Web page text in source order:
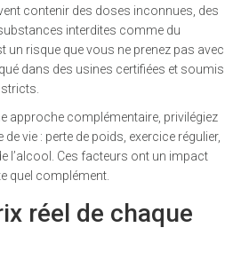
contenir des doses inconnues, des
interdites comme du
un risque que vous ne prenez pas avec
dans des usines certifiées et soumis
approche complémentaire, privilégiez
vie : perte de poids, exercice régulier,
l’alcool. Ces facteurs ont un impact
quel complément.
réel de chaque